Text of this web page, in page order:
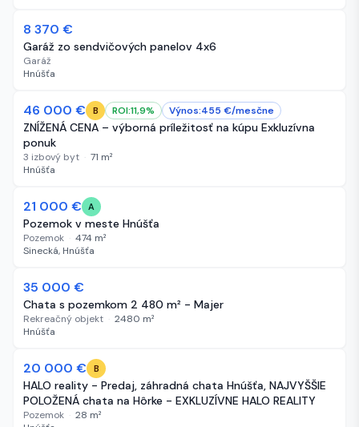
56 dní
8 370 €
Garáž zo sendvičových panelov 4x6
Garáž
Hnúšťa
57 dní
-800 €
46 000 € B ROI:11,9% Výnos:455 €/mesčne
ZNÍŽENÁ CENA – výborná príležitosť na kúpu Exkluzívna
ponuk
3 izbový byt · 71 m²
Hnúšťa
60 dní
21 000 € A
Pozemok v meste Hnúšťa
Pozemok · 474 m²
Sinecká, Hnúšťa
60 dní
35 000 €
Chata s pozemkom 2 480 m² - Majer
Rekreačný objekt · 2480 m²
Hnúšťa
91 dní
20 000 € B
HALO reality - Predaj, záhradná chata Hnúšťa, NAJVYŠŠIE
POLOŽENÁ chata na Hôrke - EXKLUZÍVNE HALO REALITY
Pozemok · 28 m²